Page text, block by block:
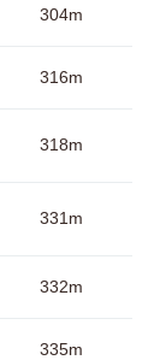
304m
316m
318m
331m
332m
335m